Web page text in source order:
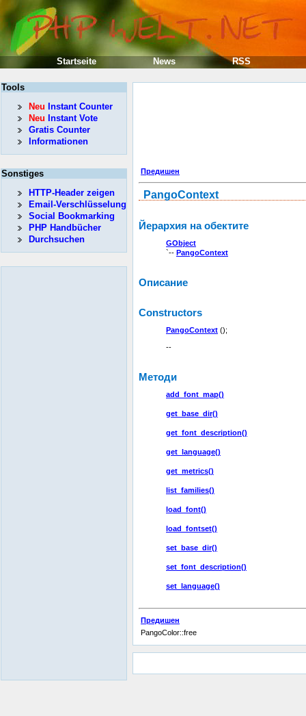
Предишен
PangoContext
Йерархия на обектите
GObject
`-- PangoContext
Описание
Constructors
PangoContext ();
--
Методи
add_font_map()
get_base_dir()
get_font_description()
get_language()
get_metrics()
list_families()
load_font()
load_fontset()
set_base_dir()
set_font_description()
set_language()
Предишен
PangoColor::free
Tools
Neu Instant Counter
Neu Instant Vote
Gratis Counter
Informationen
Sonstiges
HTTP-Header zeigen
Email-Verschlüsselung
Social Bookmarking
PHP Handbücher
Durchsuchen
Startseite News RSS